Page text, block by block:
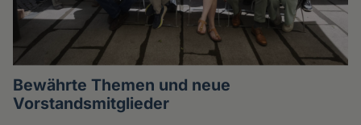
Bewährte Themen und neue
Vorstandsmitglieder